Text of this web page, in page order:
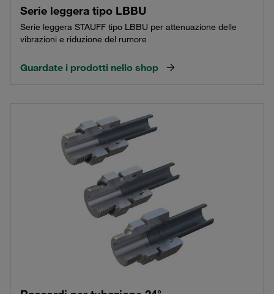
Serie leggera tipo LBBU
Serie leggera STAUFF tipo LBBU per attenuazione delle
vibrazioni e riduzione del rumore
Guardate i prodotti nello shop